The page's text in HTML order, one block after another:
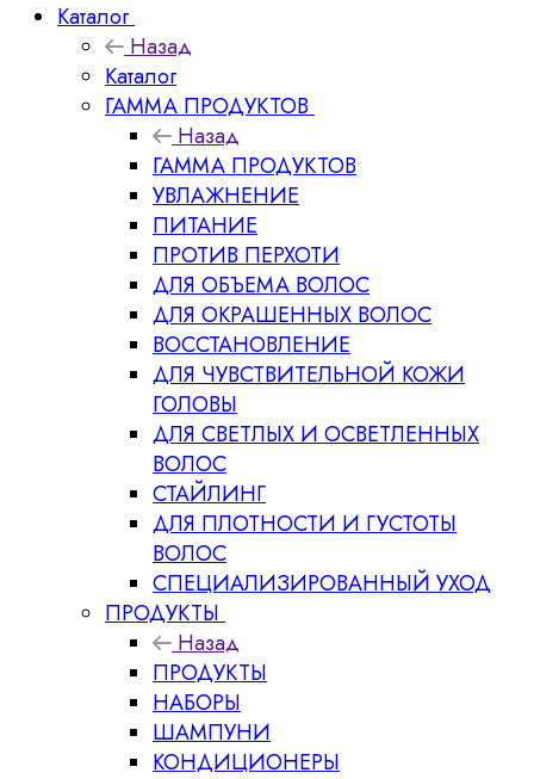
Каталог
Назад
Каталог
ГАММА ПРОДУКТОВ
Назад
ГАММА ПРОДУКТОВ
УВЛАЖНЕНИЕ
ПИТАНИЕ
ПРОТИВ ПЕРХОТИ
ДЛЯ ОБЪЕМА ВОЛОС
ДЛЯ ОКРАШЕННЫХ ВОЛОС
ВОССТАНОВЛЕНИЕ
ДЛЯ ЧУВСТВИТЕЛЬНОЙ КОЖИ
ГОЛОВЫ
ДЛЯ СВЕТЛЫХ И ОСВЕТЛЕННЫХ
ВОЛОС
СТАЙЛИНГ
ДЛЯ ПЛОТНОСТИ И ГУСТОТЫ
ВОЛОС
СПЕЦИАЛИЗИРОВАННЫЙ УХОД
ПРОДУКТЫ
Назад
ПРОДУКТЫ
НАБОРЫ
ШАМПУНИ
КОНДИЦИОНЕРЫ